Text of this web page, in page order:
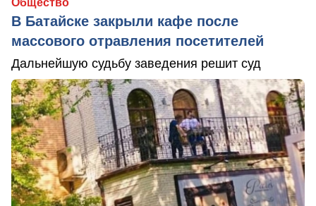
В Батайске закрыли кафе после
массового отравления посетителей
Дальнейшую судьбу заведения решит суд